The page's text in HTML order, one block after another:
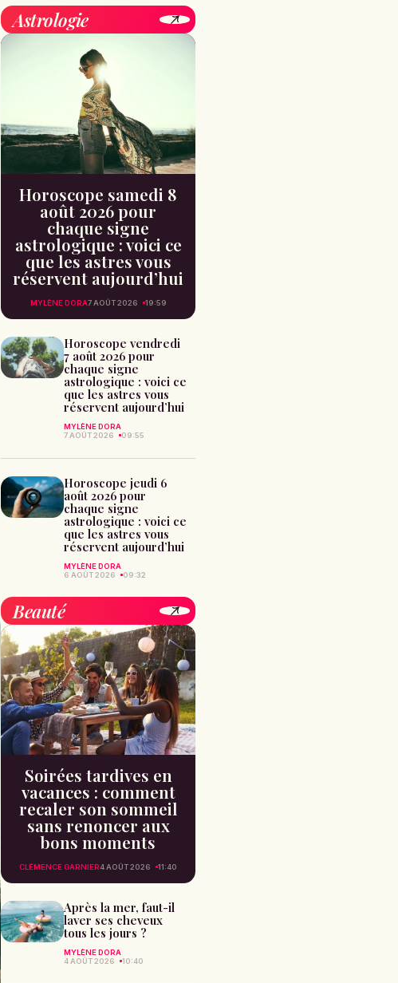
Astrologie
Horoscope samedi 8
août 2026 pour
chaque signe
astrologique : voici ce
que les astres vous
réservent aujourd’hui
MYLÈNE DORA7 AOÛT 2026 19:59
Horoscope vendredi
7 août 2026 pour
chaque signe
astrologique : voici ce
que les astres vous
réservent aujourd’hui
MYLÈNE DORA
7 AOÛT 2026
09:55
Horoscope jeudi 6
août 2026 pour
chaque signe
astrologique : voici ce
que les astres vous
réservent aujourd’hui
MYLÈNE DORA
6 AOÛT 2026
09:32
Beauté
Soirées tardives en
vacances : comment
recaler son sommeil
sans renoncer aux
bons moments
CLÉMENCE GARNIER4 AOÛT 2026 11:40
Après la mer, faut-il
laver ses cheveux
tous les jours ?
MYLÈNE DORA
4 AOÛT 2026
10:40